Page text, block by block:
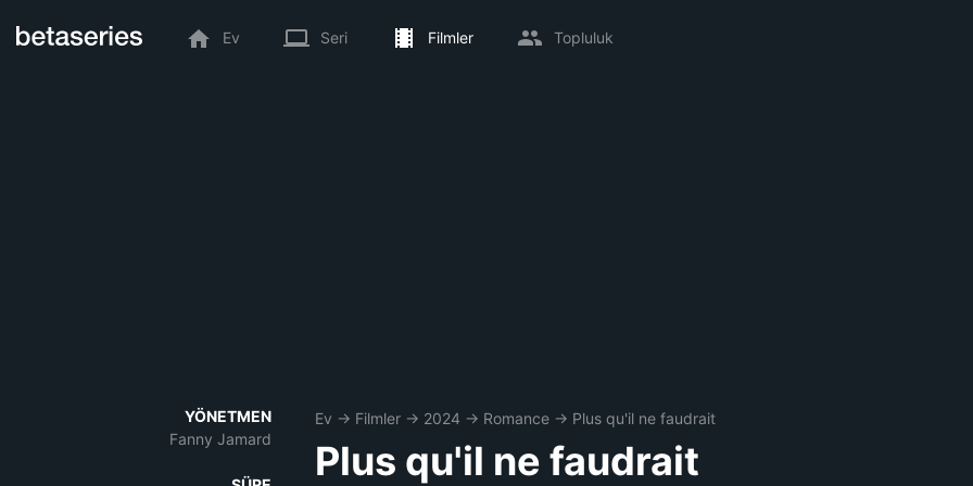
Ev Seri Filmler Topluluk
YÖNETMEN
Fanny Jamard
Ev → Filmler → 2024 → Romance → Plus qu'il ne faudrait
Plus qu'il ne faudrait